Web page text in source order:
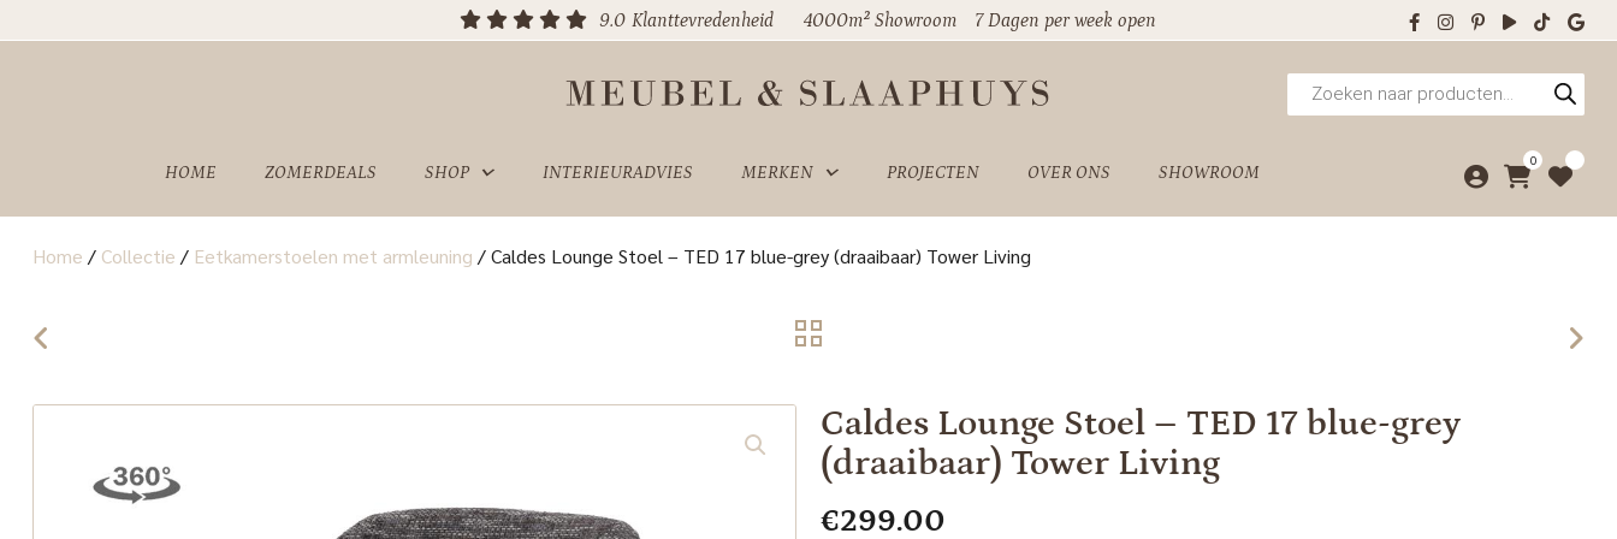
9.0 Klanttevredenheid 4000m² Showroom 7 Dagen per week open
Producten
zoeken
HOME ZOMERDEALS SHOP INTERIEURADVIES MERKEN PROJECTEN OVER ONS SHOWROOM
0
SHOWROOM
Home / Collectie / Eetkamerstoelen met armleuning /Caldes Lounge Stoel – TED 17 blue-grey (draaibaar) Tower Living
Caldes Lounge Stoel – TED 17 blue-grey
(draaibaar) Tower Living
€299.00